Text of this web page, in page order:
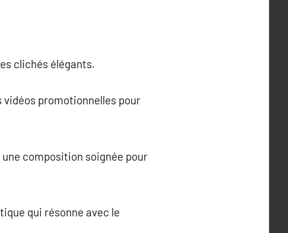
clichés élégants.
promotionnelles pour
composition soignée pour
qui résonne avec le